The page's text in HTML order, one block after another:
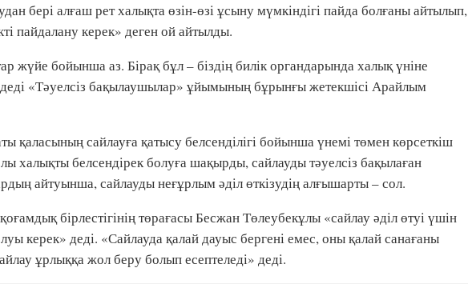
бері алғаш рет халықта өзін-өзі ұсыну мүмкіндігі пайда болғаны айтылып,
пайдалану керек» деген ой айтылды.
жүйе бойынша аз. Бірақ бұл – біздің билік органдарында халық үніне
«Тәуелсіз бақылаушылар» ұйымының бұрынғы жетекшісі Арайлым
қаласының сайлауға қатысу белсенділігі бойынша үнемі төмен көрсеткіш
халықты белсендірек болуға шақырды, сайлауды тәуелсіз бақылаған
айтуынша, сайлауды неғұрлым әділ өткізудің алғышарты – сол.
бірлестігінің төрағасы Бесжан Төлеубекұлы «сайлау әділ өтуі үшін
керек» деді. «Сайлауда қалай дауыс бергені емес, оны қалай санағаны
ұрлыққа жол беру болып есептеледі» деді.